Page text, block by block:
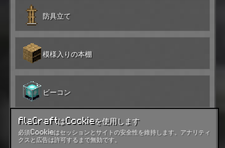
防具立て
模様入りの本棚
ビーコン
エンダーチェスト
AlaCraftはCookieを使用します
必須Cookieはセッションとサイトの安全性を維持します。アナリティ
クスと広告は許可するまで無効です。